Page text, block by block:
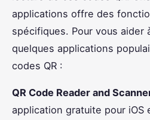
applications offre des
spécifiques. Pour vous aider
quelques applications
codes QR :
QR Code Reader and
application gratuite pour iOS